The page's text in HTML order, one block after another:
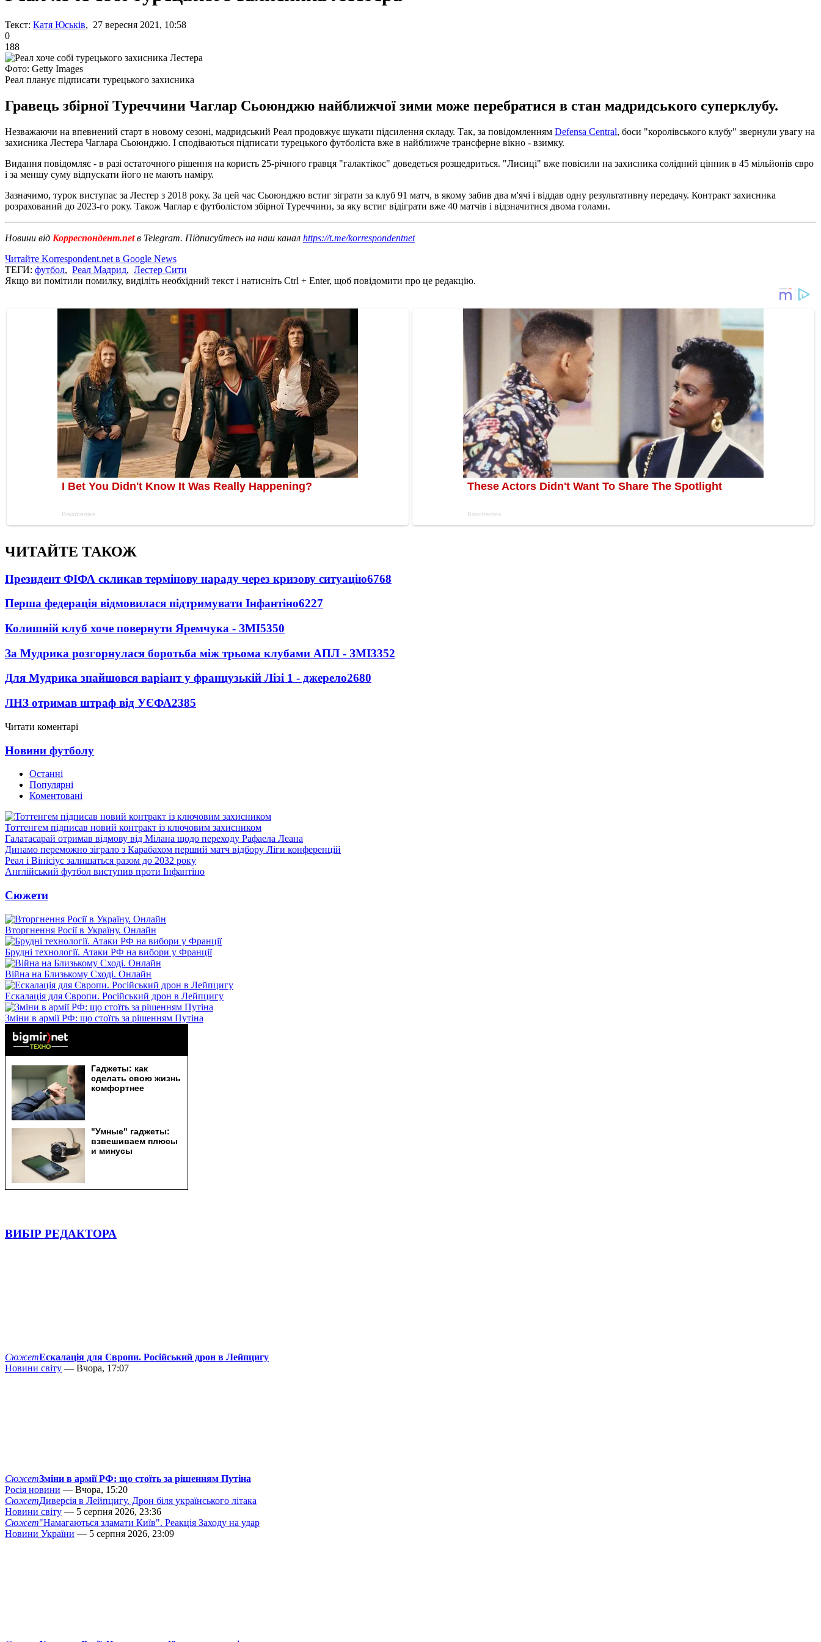
Текст: Катя Юськів, 27 вересня 2021, 10:58
0
188
Фото: Getty Images
Реал планує підписати турецького захисника
Гравець збірної Туреччини Чаглар Сьоюнджю найближчої зими може перебратися в стан мадридського суперклубу.
Незважаючи на впевнений старт в новому сезоні, мадридський Реал продовжує шукати підсилення складу. Так, за повідомленням Defensa Central, боси "королівського клубу" звернули увагу на
захисника Лестера Чаглара Сьоюнджю. І сподіваються підписати турецького футболіста вже в найближче трансферне вікно - взимку.
Видання повідомляє - в разі остаточного рішення на користь 25-річного гравця "галактікос" доведеться розщедриться. "Лисиці" вже повісили на захисника солідний цінник в 45 мільйонів євро
і за меншу суму відпускати його не мають наміру.
Зазначимо, турок виступає за Лестер з 2018 року. За цей час Сьоюнджю встиг зіграти за клуб 91 матч, в якому забив два м'ячі і віддав одну результативну передачу. Контракт захисника
розрахований до 2023-го року. Також Чаглар є футболістом збірної Туреччини, за яку встиг відіграти вже 40 матчів і відзначитися двома голами.
Новини від Корреспондент.netв Telegram. Підписуйтесь на наш канал https://t.me/korrespondentnet
Читайте Korrespondent.net в Google News
ТЕГИ: футбол, Реал Мадрид, Лестер Сити
Якщо ви помітили помилку, виділіть необхідний текст і натисніть Ctrl + Enter, щоб повідомити про це редакцію.
ЧИТАЙТЕ ТАКОЖ
Президент ФІФА скликав термінову нараду через кризову ситуацію6768
Перша федерація відмовилася підтримувати Інфантіно6227
Колишній клуб хоче повернути Яремчука - ЗМІ5350
За Мудрика розгорнулася боротьба між трьома клубами АПЛ - ЗМІ3352
Для Мудрика знайшовся варіант у французькій Лізі 1 - джерело2680
ЛНЗ отримав штраф від УЄФА2385
Читати коментарі
Новини футболу
Останні
Популярні
Коментовані
Тоттенгем підписав новий контракт із ключовим захисником
Галатасарай отримав відмову від Мілана щодо переходу Рафаела Леана
Динамо переможно зіграло з Карабахом перший матч відбору Ліги конференцій
Реал і Вінісіус залишаться разом до 2032 року
Англійський футбол виступив проти Інфантіно
Сюжети
Вторгнення Росії в Україну. Онлайн
Брудні технології. Атаки РФ на вибори у Франції
Війна на Близькому Сході. Онлайн
Ескалація для Європи. Російський дрон в Лейпцигу
Зміни в армії РФ: що стоїть за рішенням Путіна
ВИБІР РЕДАКТОРА
СюжетЕскалація для Європи. Російський дрон в Лейпцигу
Новини світу — Вчора, 17:07
СюжетЗміни в армії РФ: що стоїть за рішенням Путіна
Росія новини — Вчора, 15:20
СюжетДиверсія в Лейпцигу. Дрон біля українського літака
Новини світу — 5 серпня 2026, 23:36
Сюжет"Намагаються зламати Київ". Реакція Заходу на удар
Новини України — 5 серпня 2026, 23:09